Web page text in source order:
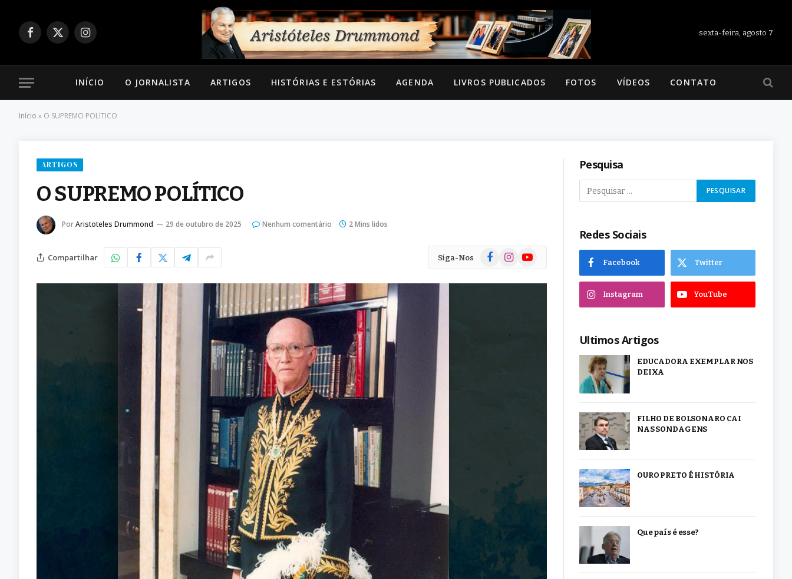
Facebook
X
Instagram
sexta-feira, agosto 7
INÍCIO O JORNALISTA ARTIGOS HISTÓRIAS E ESTÓRIAS AGENDA LIVROS PUBLICADOS FOTOS VÍDEOS CONTATO
Início » O SUPREMO POLÍTICO
ARTIGOS
O SUPREMO POLÍTICO
PorAristoteles Drummond 29 de outubro de 2025 Nenhum comentário 2 Mins lidos
Compartilhar Siga-Nos FacebookInstagramYouTube
Pesquisa
Redes Sociais
Facebook Twitter
Instagram YouTube
Ultimos Artigos
EDUCADORA EXEMPLAR NOS
DEIXA
FILHO DE BOLSONARO CAI
NAS SONDAGENS
OURO PRETO É HISTÓRIA
Que país é esse?